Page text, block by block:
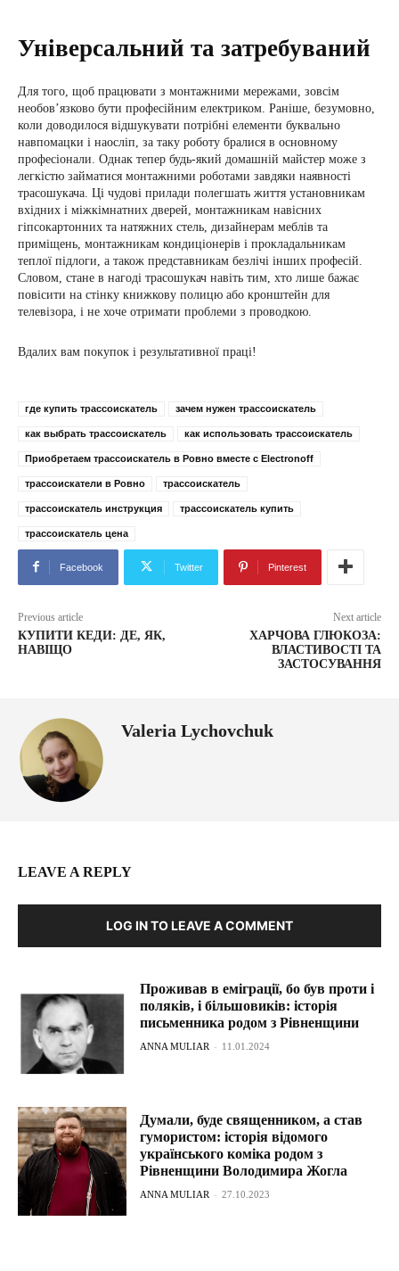
Універсальний та затребуваний
Для того, щоб працювати з монтажними мережами, зовсім
необов’язково бути професійним електриком. Раніше, безумовно,
коли доводилося відшукувати потрібні елементи буквально
навпомацки і наосліп, за таку роботу бралися в основному
професіонали. Однак тепер будь-який домашній майстер може з
легкістю займатися монтажними роботами завдяки наявності
трасошукача. Ці чудові прилади полегшать життя установникам
вхідних і міжкімнатних дверей, монтажникам навісних
гіпсокартонних та натяжних стель, дизайнерам меблів та
приміщень, монтажникам кондиціонерів і прокладальникам
теплої підлоги, а також представникам безлічі інших професій.
Словом, стане в нагоді трасошукач навіть тим, хто лише бажає
повісити на стінку книжкову полицю або кронштейн для
телевізора, і не хоче отримати проблеми з проводкою.
Вдалих вам покупок і результативної праці!
где купить трассоискатель зачем нужен трассоискатель
как выбрать трассоискатель как использовать трассоискатель
Приобретаем трассоискатель в Ровно вместе с Electronoff
трассоискатели в Ровно трассоискатель
трассоискатель инструкция трассоискатель купить
трассоискатель цена
Facebook Twitter Pinterest
Previous article
КУПИТИ КЕДИ: ДЕ, ЯК,
НАВІЩО
Next article
ХАРЧОВА ГЛЮКОЗА:
ВЛАСТИВОСТІ ТА
ЗАСТОСУВАННЯ
Valeria Lychovchuk
LEAVE A REPLY
LOG IN TO LEAVE A COMMENT
Проживав в еміграції, бо був проти і
поляків, і більшовиків: історія
письменника родом з Рівненщини
ANNA MULIAR - 11.01.2024
Думали, буде священником, а став
гумористом: історія відомого
українського коміка родом з
Рівненщини Володимира Жогла
ANNA MULIAR - 27.10.2023